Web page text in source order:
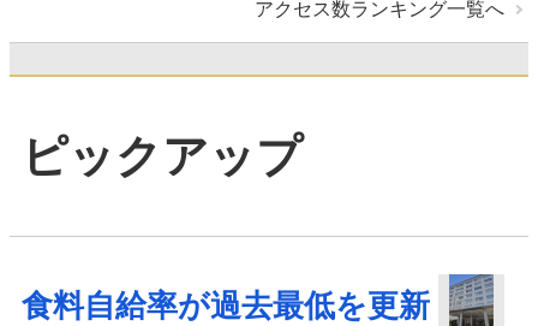
アクセス数ランキング一覧へ
ピックアップ
食料自給率が過去最低を更新